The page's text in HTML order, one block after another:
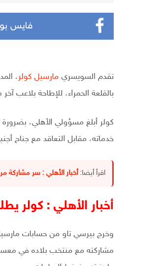
فايس
تقدم السويسري مارسيل كولر ،
بالقلعة الحمراء، للإطاحة بلاعب
كولر أبلغ مسؤولي الأهلي،
خدماته، مقابل التعاقد مع جناح
اقرأ أيضا: أخبار الأهلي : سر مشاركة
أخبار الأهلي : كولر
وخرج بيرسي تاو من حسابات
مشاركته مع منتخب بلاده في